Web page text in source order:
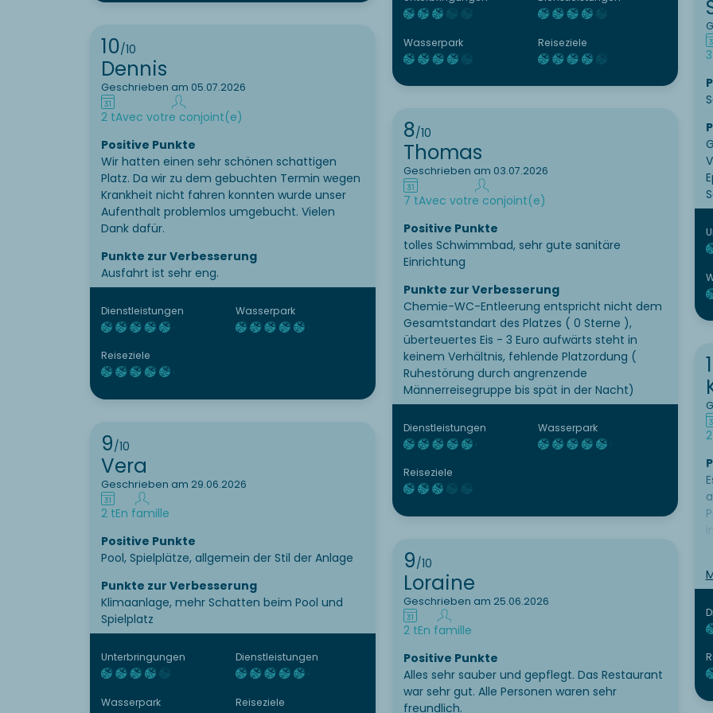
Kleidung etc. aufzuhängen. Sauberkeit:
hingen staubige Spinnweben.
Wasserpark Reiseziele
10/10
Dennis
Geschrieben am 05.07.2026
2 tAvec votre conjoint(e)
Positive Punkte
Wir hatten einen sehr schönen schattigen
Platz. Da wir zu dem gebuchten Termin wegen
Krankheit nicht fahren konnten wurde unser
Aufenthalt problemlos umgebucht. Vielen
Dank dafür.
Punkte zur Verbesserung
Ausfahrt ist sehr eng.
Dienstleistungen Wasserpark
Reiseziele
8/10
Thomas
Geschrieben am 03.07.2026
7 tAvec votre conjoint(e)
Positive Punkte
tolles Schwimmbad, sehr gute sanitäre
Einrichtung
Punkte zur Verbesserung
Chemie-WC-Entleerung entspricht nicht dem
Gesamtstandart des Platzes ( 0 Sterne ),
überteuertes Eis - 3 Euro aufwärts steht in
keinem Verhältnis, fehlende Platzordung (
Ruhestörung durch angrenzende
Männerreisegruppe bis spät in der Nacht)
Dienstleistungen Wasserpark
Reiseziele
9/10
Vera
Geschrieben am 29.06.2026
2 tEn famille
Positive Punkte
Pool, Spielplätze, allgemein der Stil der Anlage
Punkte zur Verbesserung
Klimaanlage, mehr Schatten beim Pool und
Spielplatz
Unterbringungen Dienstleistungen
Wasserpark Reiseziele
9/10
Loraine
Geschrieben am 25.06.2026
2 tEn famille
Positive Punkte
Alles sehr sauber und gepflegt. Das Restaurant
war sehr gut. Alle Personen waren sehr
freundlich.